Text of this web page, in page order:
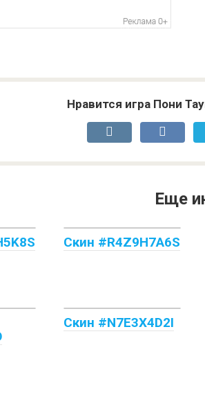
Нравится игра Пони
Еще
Скин #R4Z9H7A6S
Скин #N7E3X4D2I